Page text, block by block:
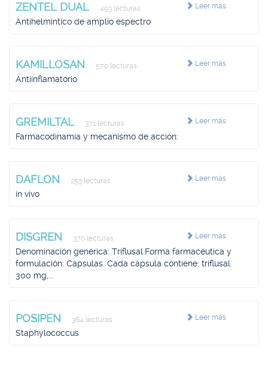
Leer más
ZENTEL DUAL 493 lecturas
Antihelmíntico de amplio espectro
Leer más
KAMILLOSAN 570 lecturas
Antiinflamatorio
Leer más
GREMILTAL 371 lecturas
Farmacodinamia y mecanismo de acción:
Leer más
DAFLON 253 lecturas
in vivo
Leer más
DISGREN 370 lecturas
Denominación genérica: Triflusal.Forma farmacéutica y
formulación: Cápsulas. Cada cápsula contiene: triflusal
300 mg,...
Leer más
POSIPEN 364 lecturas
Staphylococcus